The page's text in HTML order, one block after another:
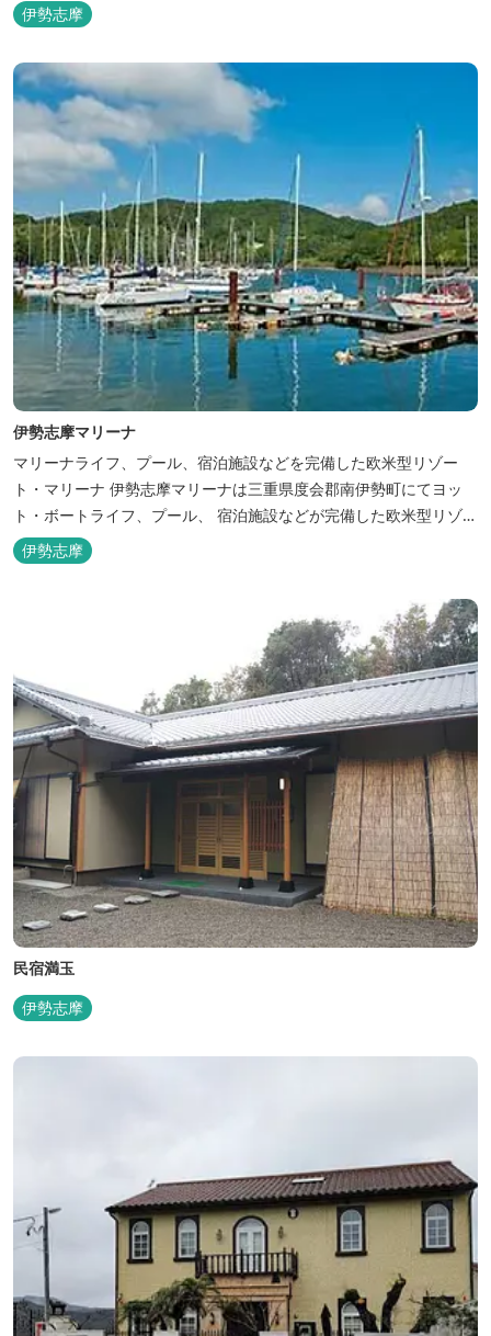
伊勢志摩
伊勢志摩マリーナ
マリーナライフ、プール、宿泊施設などを完備した欧米型リゾー
ト・マリーナ 伊勢志摩マリーナは三重県度会郡南伊勢町にてヨッ
ト・ボートライフ、プール、 宿泊施設などが完備した欧米型リゾー
ト・マリーナの管理・運営を行っております。
伊勢志摩
民宿満玉
伊勢志摩